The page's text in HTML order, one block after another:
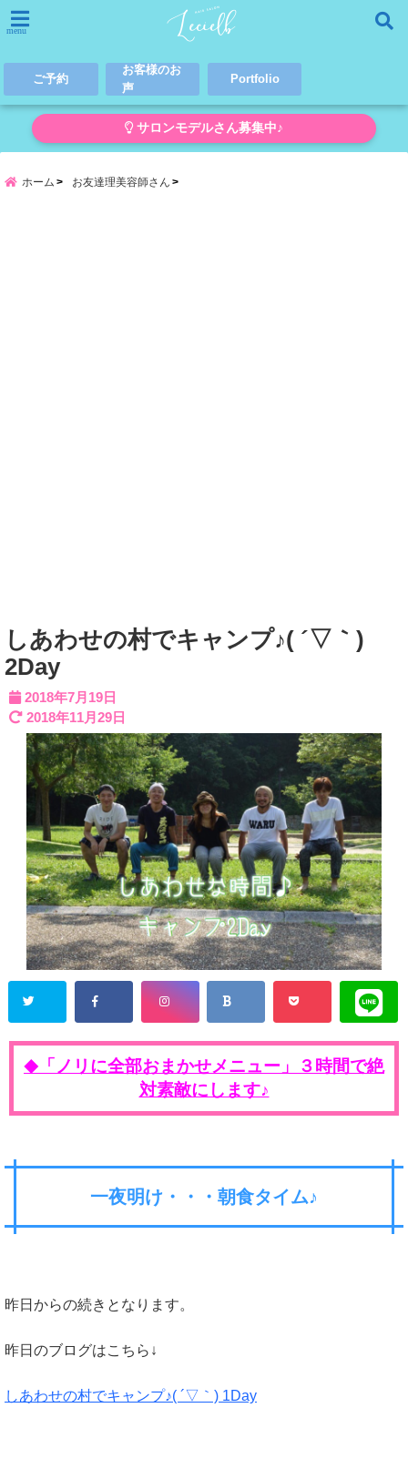
menu
ご予約
お客様のお
声
Portfolio
サロンモデルさん募集中♪
ホーム お友達理美容師さん
しあわせの村でキャンプ♪( ´▽｀)
2Day
2018年7月19日
2018年11月29日
◆
「ノリに全部おまかせメニュー」３時間で絶
対素敵にします♪
一夜明け・・・朝食タイム♪
昨日からの続きとなります。
昨日のブログはこちら↓
しあわせの村でキャンプ♪( ´▽｀) 1Day